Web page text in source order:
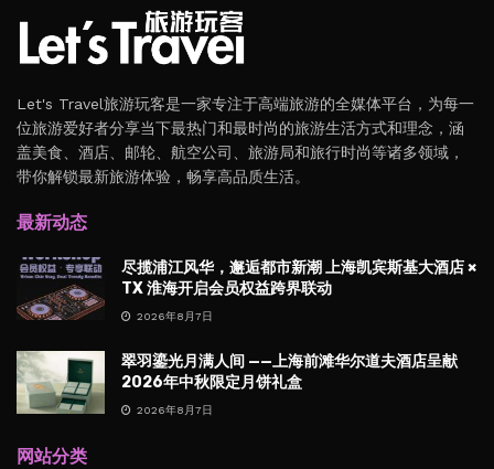
Let's Travel旅游玩客是一家专注于高端旅游的全媒体平台，为每一
位旅游爱好者分享当下最热门和最时尚的旅游生活方式和理念，涵
盖美食、酒店、邮轮、航空公司、旅游局和旅行时尚等诸多领域，
带你解锁最新旅游体验，畅享高品质生活。
最新动态
尽揽浦江风华，邂逅都市新潮 上海凯宾斯基大酒店 ×
TX 淮海开启会员权益跨界联动
2026年8月7日
翠羽鎏光月满人间 ——上海前滩华尔道夫酒店呈献
2026年中秋限定月饼礼盒
2026年8月7日
网站分类